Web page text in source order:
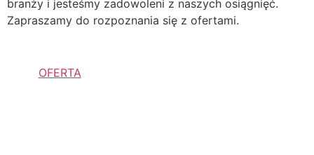
branży i jesteśmy zadowoleni z naszych osiągnięć.
Zapraszamy do rozpoznania się z ofertami.
OFERTA